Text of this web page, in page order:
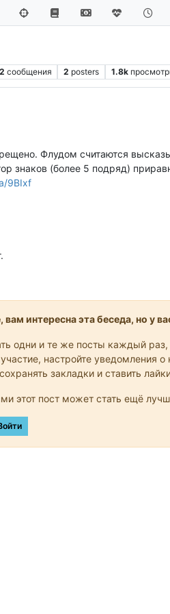
2 сообщения 2 posters 1.8k
Флудом считаются
знаков (более 5 подряд)
9BIxf
интересна эта беседа, но у
одни и те же посты каждый раз,
настройте уведомления
закладки и ставить
этот пост может стать ещё